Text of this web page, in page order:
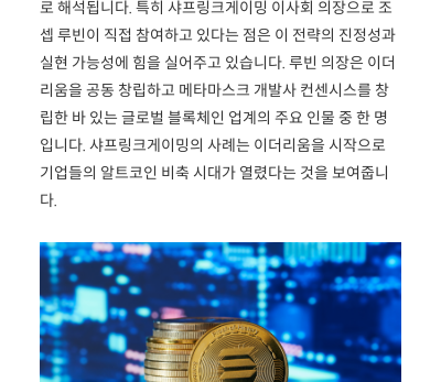
로 해석됩니다. 특히 샤프링크게이밍 이사회 의장으로 조
셉 루빈이 직접 참여하고 있다는 점은 이 전략의 진정성과
실현 가능성에 힘을 실어주고 있습니다. 루빈 의장은 이더
리움을 공동 창립하고 메타마스크 개발사 컨센시스를 창
립한 바 있는 글로벌 블록체인 업계의 주요 인물 중 한 명
입니다. 샤프링크게이밍의 사례는 이더리움을 시작으로
기업들의 알트코인 비축 시대가 열렸다는 것을 보여줍니
다.